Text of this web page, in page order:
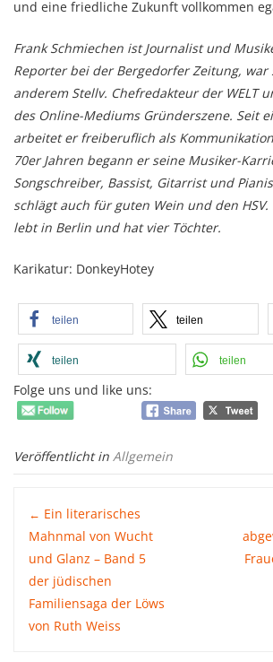
und eine friedliche Zukunft vollkommen
Frank Schmiechen ist Journalist und
Reporter bei der Bergedorfer Zeitung,
anderem Stellv. Chefredakteur der WELT
des Online-Mediums Gründerszene. Seit
arbeitet er freiberuflich als
70er Jahren begann er seine Musiker-
Songschreiber, Bassist, Gitarrist und
schlägt auch für guten Wein und den HSV.
lebt in Berlin und hat vier Töchter.
Karikatur: DonkeyHotey
teilen teilen
teilen teilen
Folge uns und like uns:
Veröffentlicht in Allgemein
Post
navigation
← Ein literarisches
Mahnmal von Wucht
und Glanz – Band 5
der jüdischen
Familiensaga der Löws
von Ruth Weiss